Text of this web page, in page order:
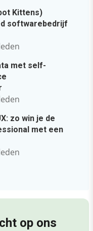
Kittens)
softwarebedrijf
met self-
zo win je de
met een
op ons